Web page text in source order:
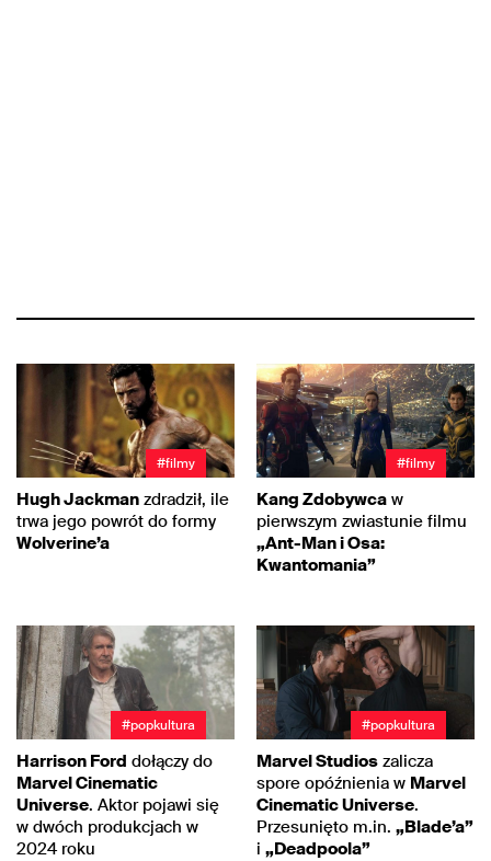
#filmy
Hugh Jackman zdradził, ile
trwa jego powrót do formy
Wolverine’a
#filmy
Kang Zdobywca w
pierwszym zwiastunie filmu
„Ant-Man i Osa:
Kwantomania”
#popkultura
Harrison Ford dołączy do
Marvel Cinematic
Universe. Aktor pojawi się
w dwóch produkcjach w
2024 roku
#popkultura
Marvel Studios zalicza
spore opóźnienia w Marvel
Cinematic Universe.
Przesunięto m.in. „Blade’a”
i „Deadpoola”